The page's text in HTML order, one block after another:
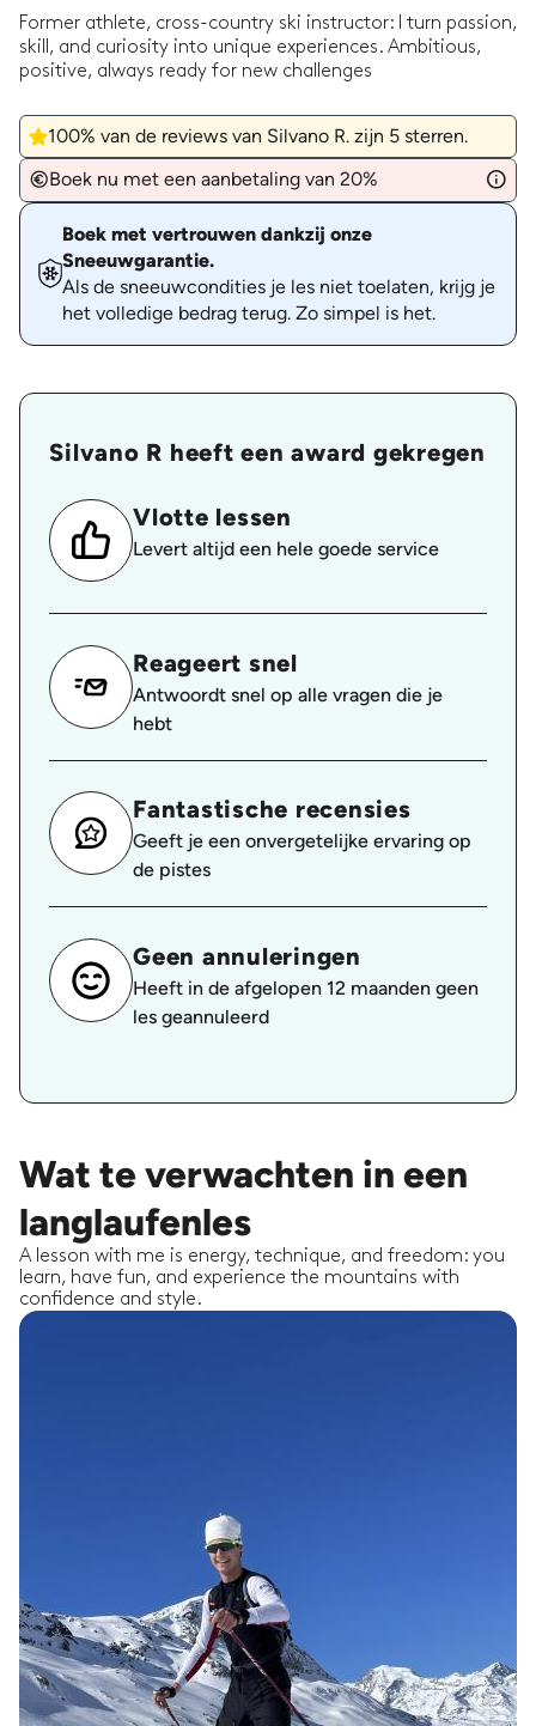
Former athlete, cross-country ski instructor: I turn passion,
skill, and curiosity into unique experiences. Ambitious,
positive, always ready for new challenges
100% van de reviews van Silvano R. zijn 5 sterren.
Boek nu met een aanbetaling van 20%
Boek met vertrouwen dankzij onze
Sneeuwgarantie.
Als de sneeuwcondities je les niet toelaten, krijg je
het volledige bedrag terug. Zo simpel is het.
Silvano R heeft een award gekregen
Vlotte lessen
Levert altijd een hele goede service
Reageert snel
Antwoordt snel op alle vragen die je
hebt
Fantastische recensies
Geeft je een onvergetelijke ervaring op
de pistes
Geen annuleringen
Heeft in de afgelopen 12 maanden geen
les geannuleerd
Wat te verwachten in een
langlaufenles
A lesson with me is energy, technique, and freedom: you
learn, have fun, and experience the mountains with
confidence and style.